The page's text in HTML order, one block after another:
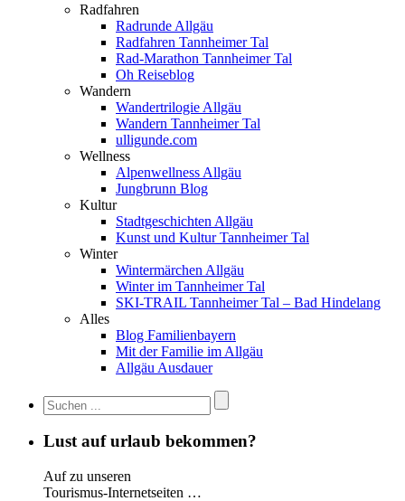
Radfahren
Radrunde Allgäu
Radfahren Tannheimer Tal
Rad-Marathon Tannheimer Tal
Oh Reiseblog
Wandern
Wandertrilogie Allgäu
Wandern Tannheimer Tal
ulligunde.com
Wellness
Alpenwellness Allgäu
Jungbrunn Blog
Kultur
Stadtgeschichten Allgäu
Kunst und Kultur Tannheimer Tal
Winter
Wintermärchen Allgäu
Winter im Tannheimer Tal
SKI-TRAIL Tannheimer Tal – Bad Hindelang
Alles
Blog Familienbayern
Mit der Familie im Allgäu
Allgäu Ausdauer
Lust auf urlaub bekommen?
Auf zu unseren
Tourismus-Internetseiten …